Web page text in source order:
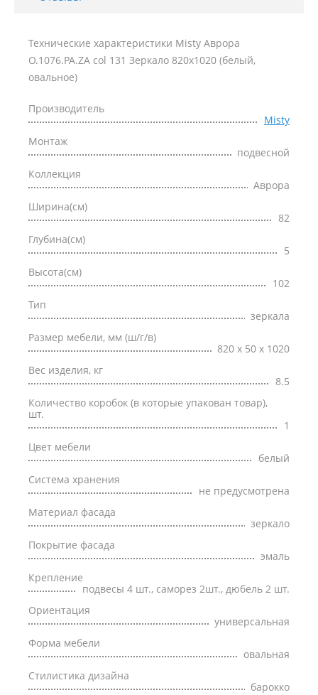
Технические характеристики Misty Аврора
O.1076.PA.ZA col 131 Зеркало 820х1020 (белый,
овальное)
Производитель
Misty
Монтаж
подвесной
Коллекция
Аврора
Ширина(см)
82
Глубина(см)
5
Высота(см)
102
Тип
зеркала
Размер мебели, мм (ш/г/в)
820 х 50 х 1020
Вес изделия, кг
8.5
Количество коробок (в которые упакован товар),
шт.
1
Цвет мебели
белый
Система хранения
не предусмотрена
Материал фасада
зеркало
Покрытие фасада
эмаль
Крепление
подвесы 4 шт., саморез 2шт., дюбель 2 шт.
Ориентация
универсальная
Форма мебели
овальная
Стилистика дизайна
барокко